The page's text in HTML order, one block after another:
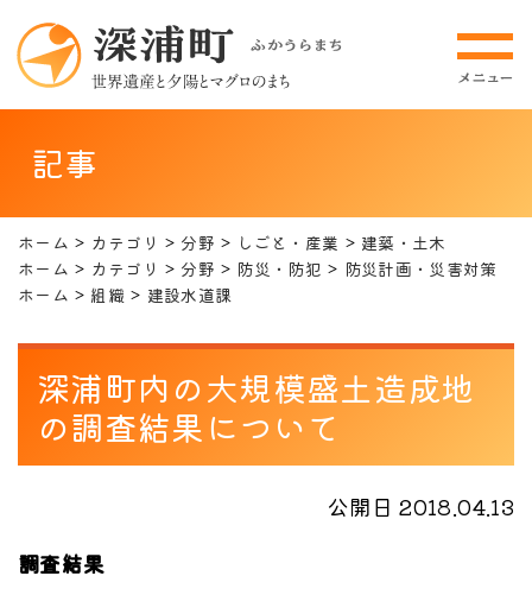
記事
ホーム カテゴリ 分野 しごと・産業
建築・土木
ホーム
カテゴリ 分野 防災・防犯
防災計画・災害対策
ホーム
組織 建設水道課
深浦町内の大規模盛土造成地
の調査結果について
公開日 2018.04.13
調査結果